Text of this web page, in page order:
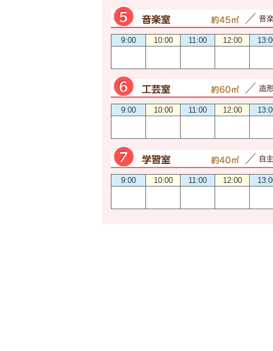
9:00 10:00 11:00 12:00
9:00 10:00 11:00 12:00
9:00 10:00 11:00 12:00